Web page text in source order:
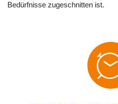
Bedürfnisse zugeschnitten ist.